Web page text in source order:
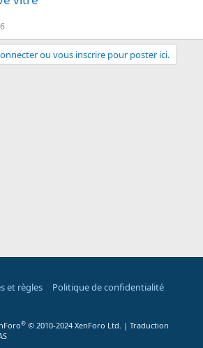
ou vous inscrire pour poster ici.
et règles
Politique de confidentialité
® © 2010-2024 XenForo Ltd. | Traduction